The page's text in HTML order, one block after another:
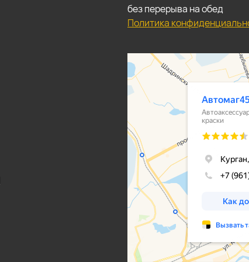
без перерыва на обед
Политика